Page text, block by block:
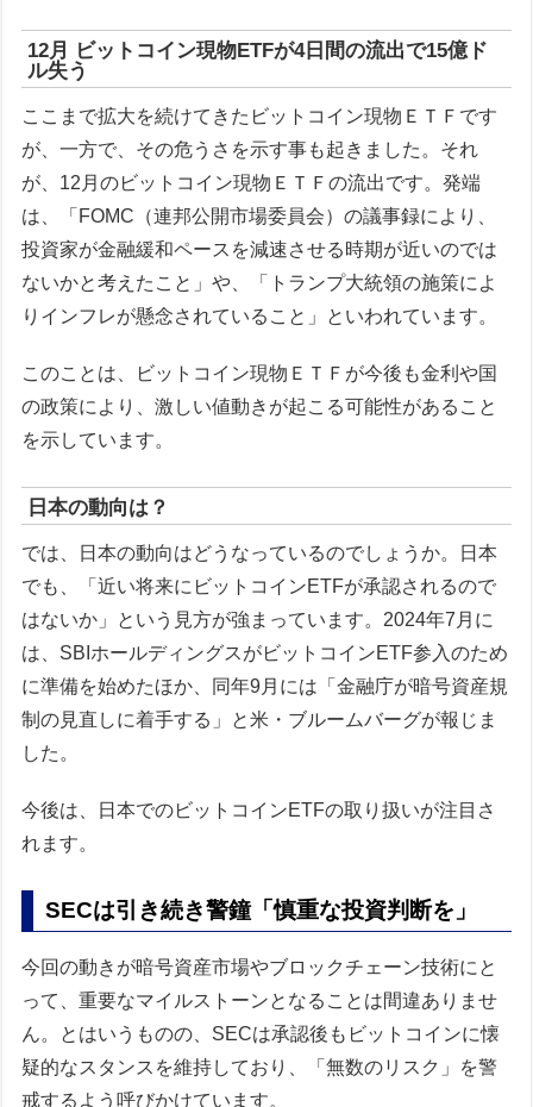
12月 ビットコイン現物ETFが4日間の流出で15億ド
ル失う
ここまで拡大を続けてきたビットコイン現物ＥＴＦです
が、一方で、その危うさを示す事も起きました。それ
が、12月のビットコイン現物ＥＴＦの流出です。発端
は、「FOMC（連邦公開市場委員会）の議事録により、
投資家が金融緩和ペースを減速させる時期が近いのでは
ないかと考えたこと」や、「トランプ大統領の施策によ
りインフレが懸念されていること」といわれています。
このことは、ビットコイン現物ＥＴＦが今後も金利や国
の政策により、激しい値動きが起こる可能性があること
を示しています。
日本の動向は？
では、日本の動向はどうなっているのでしょうか。日本
でも、「近い将来にビットコインETFが承認されるので
はないか」という見方が強まっています。2024年7月に
は、SBIホールディングスがビットコインETF参入のため
に準備を始めたほか、同年9月には「金融庁が暗号資産規
制の見直しに着手する」と米・ブルームバーグが報じま
した。
今後は、日本でのビットコインETFの取り扱いが注目さ
れます。
SECは引き続き警鐘「慎重な投資判断を」
今回の動きが暗号資産市場やブロックチェーン技術にと
って、重要なマイルストーンとなることは間違ありませ
ん。とはいうものの、SECは承認後もビットコインに懐
疑的なスタンスを維持しており、「無数のリスク」を警
戒するよう呼びかけています。